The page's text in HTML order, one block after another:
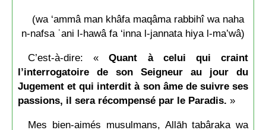
(wa ‘ammâ man khâfa maqâma rabbihî wa naha
n-nafsa ʿani l-hawâ fa ‘inna l-jannata hiya l-ma’wâ)
C’est-à-dire: «Quant à celui qui craint
l’interrogatoire de son Seigneur au jour du
Jugement et qui interdit à son âme de suivre ses
passions, il sera récompensé par le Paradis. »
Mes bien-aimés musulmans, Allāh tabâraka wa